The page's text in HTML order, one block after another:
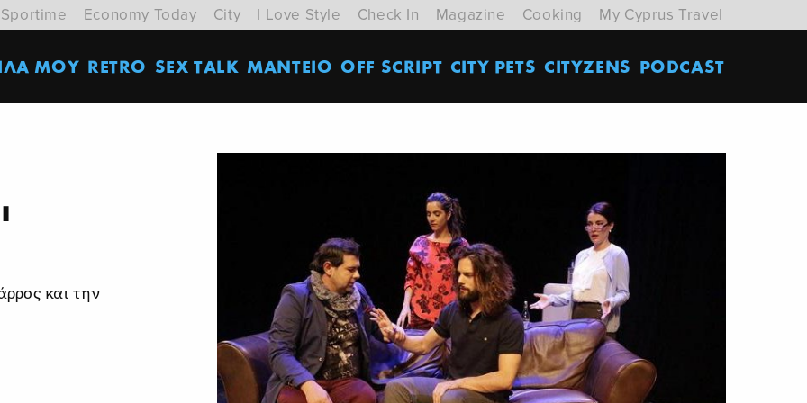
Sportime Economy Today City I Love Style Check In Magazine Cooking My Cyprus Travel
ΜΟΥ RETRO SEX TALK ΜΑΝΤΕΙΟ OFF SCRIPT CITY PETS CITYZENS PODCAST
και την